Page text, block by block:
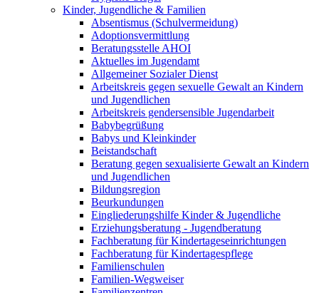
Kinder, Jugendliche & Familien
Absentismus (Schulvermeidung)
Adoptionsvermittlung
Beratungsstelle AHOI
Aktuelles im Jugendamt
Allgemeiner Sozialer Dienst
Arbeitskreis gegen sexuelle Gewalt an Kindern
und Jugendlichen
Arbeitskreis gendersensible Jugendarbeit
Babybegrüßung
Babys und Kleinkinder
Beistandschaft
Beratung gegen sexualisierte Gewalt an Kindern
und Jugendlichen
Bildungsregion
Beurkundungen
Eingliederungshilfe Kinder & Jugendliche
Erziehungsberatung - Jugendberatung
Fachberatung für Kindertageseinrichtungen
Fachberatung für Kindertagespflege
Familienschulen
Familien-Wegweiser